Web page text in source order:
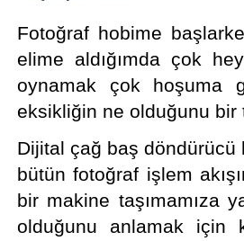
Fotoğraf hobime
elime aldığımda çok
oynamak çok hoşuma
eksikliğin ne olduğunu bir
Dijital çağ baş döndürücü
bütün fotoğraf işlem
bir makine taşımamıza
olduğunu anlamak için